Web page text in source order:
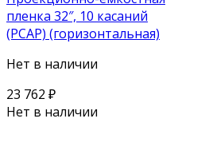
пленка 32″, 10 касаний
(PCAP) (горизонтальная)
Нет в наличии
23 762 ₽
Нет в наличии